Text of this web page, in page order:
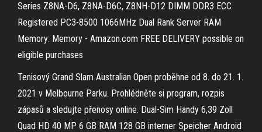
Series Z8NA-D6, Z8NA-D6C, Z8NH-D12 DIMM DDR3 ECC
Registered PC3-8500 1066MHz Dual Rank Server RAM
Memory: Memory - Amazon.com FREE DELIVERY possible on
eligible purchases
Tenisový Grand Slam Australian Open proběhne od 8. do 21. 1.
2021 v Melbourne Parku. Prohlédněte si program, rozpis
zápasů a sledujte přenosy online. Dual-Sim Handy 6,39 Zoll
Quad HD 40 MP 6 GB RAM 128 GB interner Speicher Android